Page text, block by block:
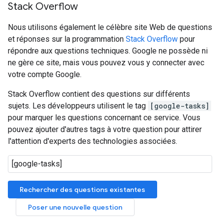
Stack Overflow
Nous utilisons également le célèbre site Web de questions
et réponses sur la programmation Stack Overflow pour
répondre aux questions techniques. Google ne possède ni
ne gère ce site, mais vous pouvez vous y connecter avec
votre compte Google.
Stack Overflow contient des questions sur différents
sujets. Les développeurs utilisent le tag [google-tasks]
pour marquer les questions concernant ce service. Vous
pouvez ajouter d'autres tags à votre question pour attirer
l'attention d'experts des technologies associées.
Rechercher des questions existantes
Poser une nouvelle question